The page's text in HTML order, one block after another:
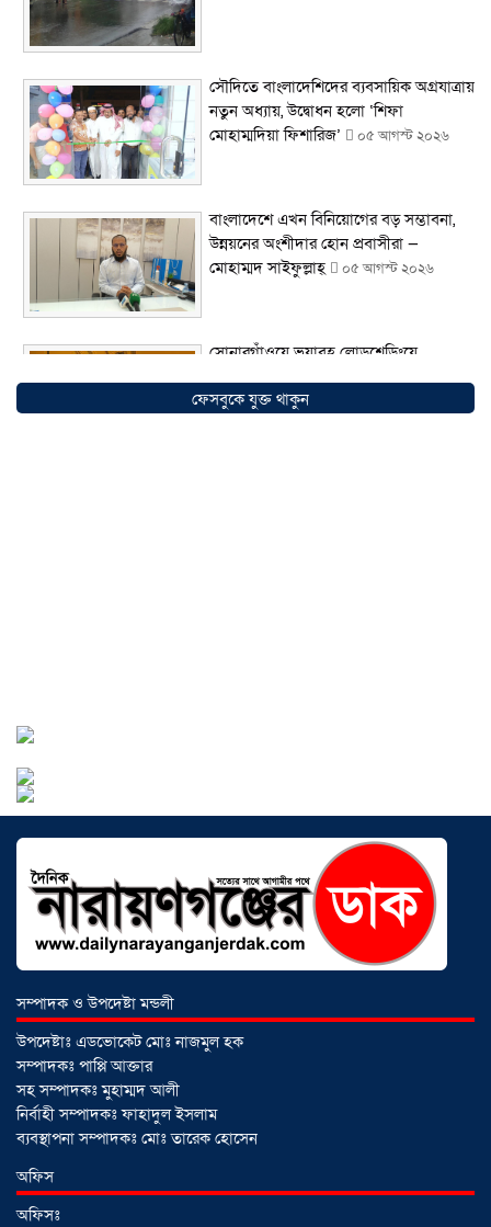
সৌদিতে বাংলাদেশিদের ব্যবসায়িক অগ্রযাত্রায়
নতুন অধ্যায়, উদ্বোধন হলো ‘শিফা
মোহাম্মদিয়া ফিশারিজ’
০৫ আগস্ট ২০২৬
বাংলাদেশে এখন বিনিয়োগের বড় সম্ভাবনা,
উন্নয়নের অংশীদার হোন প্রবাসীরা —
মোহাম্মদ সাইফুল্লাহ্
০৫ আগস্ট ২০২৬
সোনারগাঁওয়ে ভয়াবহ লোডশেডিংয়ে
২০২৬
আড়াইহাজারে জেলেদের জালে উঠে এলো
শর্টগান ০৩ আগস্ট ২০২৬
ফেসবুকে যুক্ত থাকুন
সম্পাদক ও উপদেষ্টা মন্ডলী
উপদেষ্টাঃ এডভোকেট মোঃ নাজমুল হক
সম্পাদকঃ পাপ্পি আক্তার
সহ সম্পাদকঃ মুহাম্মদ আলী
নির্বাহী সম্পাদকঃ ফাহাদুল ইসলাম
ব্যবস্থাপনা সম্পাদকঃ মোঃ তারেক হোসেন
অফিস
অফিসঃ